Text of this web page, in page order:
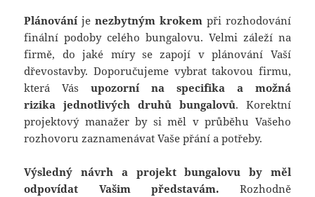
Plánování jenezbytným krokem při rozhodování
finální podoby celého bungalovu. Velmi záleží na
firmě, do jaké míry se zapojí v plánování Vaší
dřevostavby. Doporučujeme vybrat takovou firmu,
která Vásupozorní na specifika a možná
rizika jednotlivých druhů bungalovů. Korektní
projektový manažer by si měl v průběhu Vašeho
rozhovoru zaznamenávat Vaše přání a potřeby.
Výsledný návrh a projekt bungalovu by měl
odpovídat Vašim představám. Rozhodně